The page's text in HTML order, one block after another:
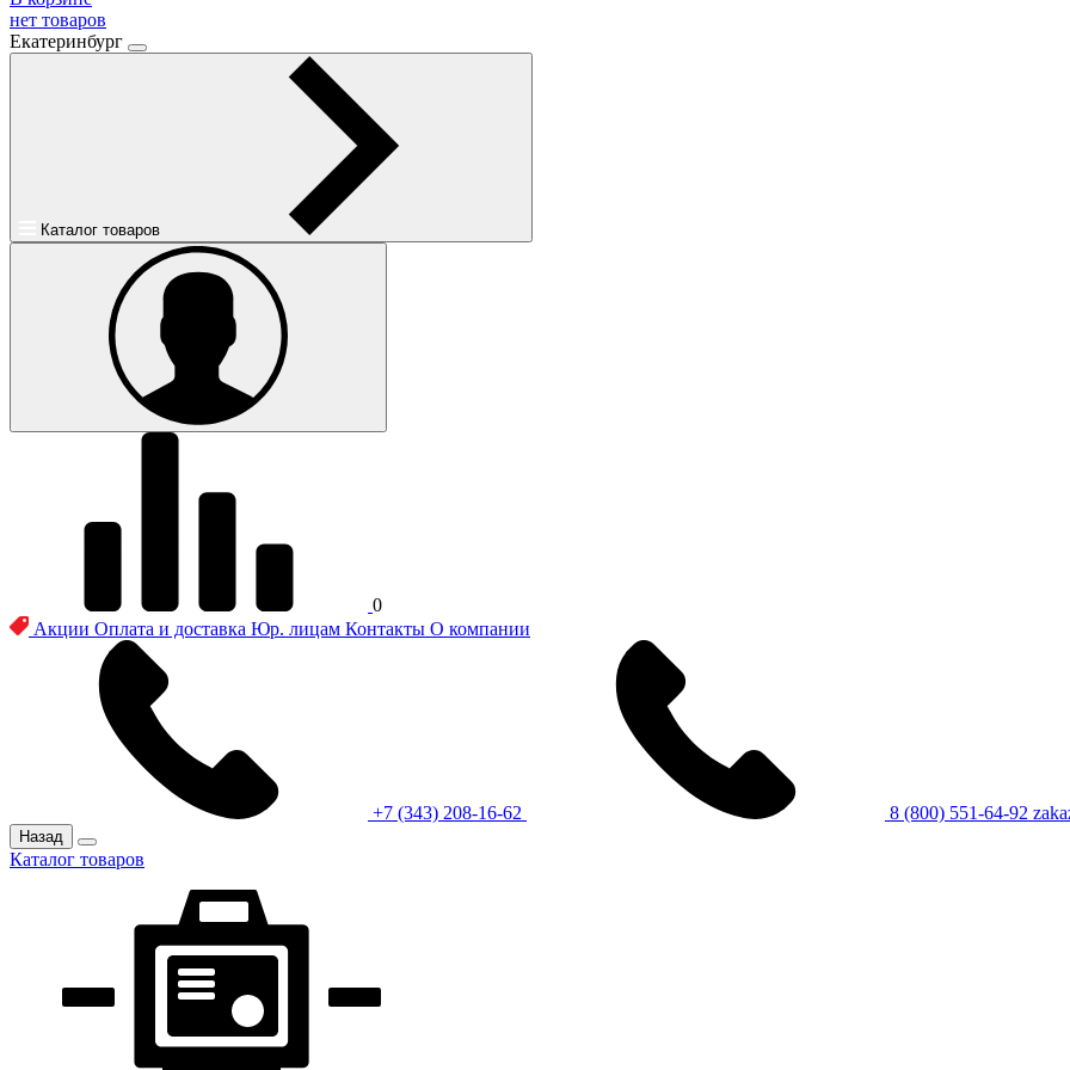
нет товаров
Екатеринбург
Каталог товаров
0
Акции Оплата и доставка Юр. лицам Контакты О компании
+7 (343) 208-16-62 8 (800) 551-64-92
Назад
Каталог товаров